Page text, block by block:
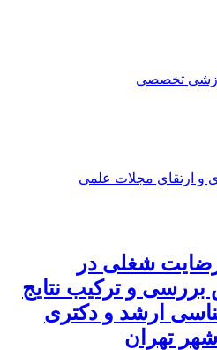
تخصصی
و ارتقای مجلات علمی
شغلی در
و ترکیب نتایج
ارشد و دکتری
تهران